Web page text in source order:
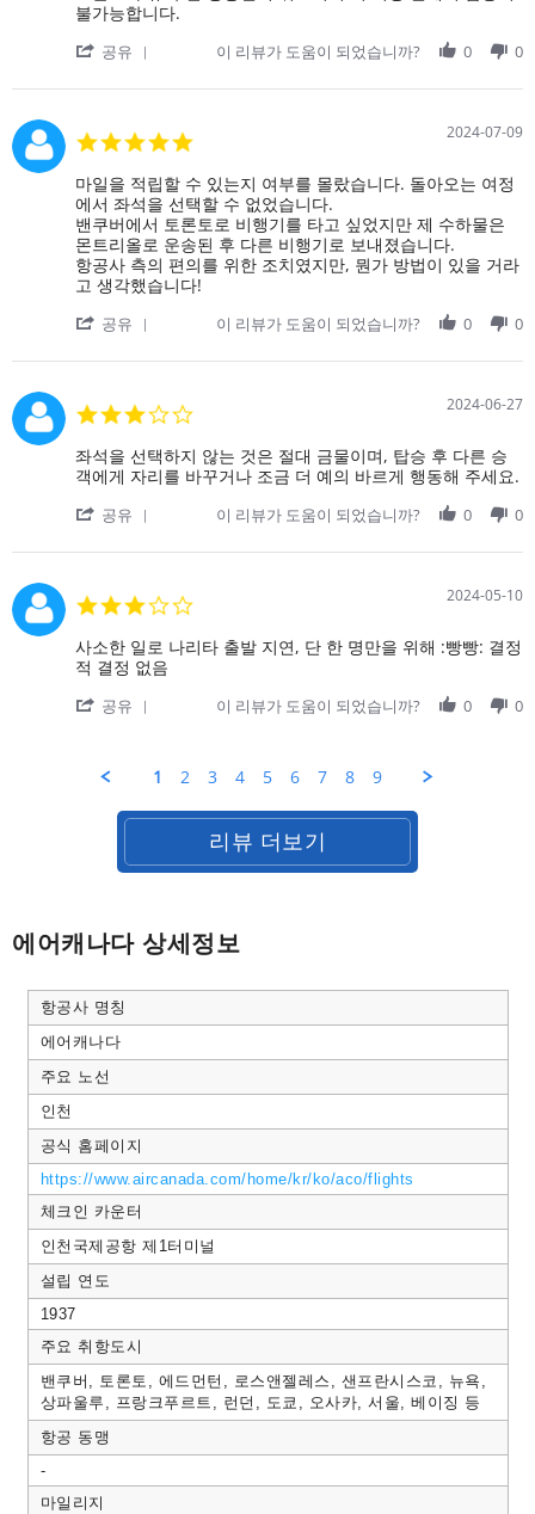
석
옮
달
는
요
청
을
여
러
번
받
았
는
데
정
증
어
요!
이
있
다
음
이
더
았
으
면
좋
겠
어
요.
따
식
좋
았
니
니
좋
어
은
이
해
하
기
by
11
2024
stating
론
와
욕
간
항
공
편
이
취
소
되
어
불가능합니다.
공유
Review
on
11
Jul
2024
이 리뷰가 도움이 되었습니까? 0 0
rating
2024-07-09
Review
by
on
9
Jul
2024
review
stating
마
일
을
적
할
있
지
여
부
를
마일을 적립할 수 있는지 여부를 몰랐습니다. 돌아오는 여정
에서 좌석을 선택할 수 없었습니다.
밴쿠버에서 토론토로 비행기를 타고 싶었지만 제 수하물은
몬트리올로 운송된 후 다른 비행기로 보내졌습니다.
항공사 측의 편의를 위한 조치였지만, 뭔가 방법이 있을 거라
고 생각했습니다!
공유
Review
on
9
Jul
2024
이 리뷰가 도움이 되었습니까? 0 0
rating
2024-06-27
Review
by
27
2024
review
stating
석
선
하
지
않
는
것
은
절
좌석을 선택하지 않는 것은 절대 금물이며, 탑승 후 다른 승
객에게 자리를 바꾸거나 조금 더 예의 바르게 행동해 주세요.
공유
Review
on
27
Jun
2024
이 리뷰가 도움이 되었습니까? 0 0
rating
2024-05-10
Review
by
10
review
stating
소
단
한
만
을
위
해
빵
결
정
적
결
정
없
음
사소한 일로 나리타 출발 지연, 단 한 명만을 위해 :빵빵:️ 결정
적 결정 없음
공유
by
on
10
May
이 리뷰가 도움이 되었습니까? 0 0
1 2 3 4 5 6 7 8 9
리뷰 더보기
에어캐나다 상세정보
항공사 명칭
에어캐나다
주요 노선
인천
공식 홈페이지
https://www.aircanada.com/home/kr/ko/aco/flights
체크인 카운터
인천국제공항 제1터미널
설립 연도
1937
주요 취항도시
밴쿠버, 토론토, 에드먼턴, 로스앤젤레스, 샌프란시스코, 뉴욕,
상파울루, 프랑크푸르트, 런던, 도쿄, 오사카, 서울, 베이징 등
항공 동맹
-
마일리지